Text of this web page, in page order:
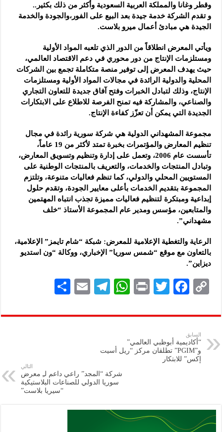
وقطر وغانا والمملكة العربية السعودية وأكثر من ذلك بكثير..
و تقدم الشركة خدمة جيدة بعد البيع على الفور،والجودة والخدمة
الجيدة هي مبادئ أعمال ميرو بلاست.
ويأتي المعرض انطلاقاً من الدور الذي تلعبه المواد الأولية
ومستلزمات الإنتاج من دور محوري في دعم الاقتصاد العالمي،
حيث يهدف المعرض إلى توفير منصة متكاملة تجمع بين الشركات
المحلية والدولية الرائدة في مجالات المواد الأولية ومستلزمات
الإنتاج، وذلك لتبادل الخبرات وفتح آفاق جديدة للتعاون التجاري
والصناعي، والمشاركة فيه تمنح الفرصة للاطلاع على الابتكارات
الجديدة التي يمكن أن تعزّز كفاءة الإنتاج.
مجموعة المشهداني الدولية هي شركة سورية رائدة في مجال
تنظيم المعارض والمؤتمرات بخبرة تمتد لأكثر من 19 عاماً،
تأسست عام 2006، وتعمل على إدارة وتنظيم وتسويق المعارض،
وتبادل المنتجات والخدمات، والتعريف بالمنتجات الوطنية على
المستويين المحلي والدولي، كما تنظم فعاليات متنوعة، وتلتزم
المجموعة بتقديم الخدمات بأعلى معايير الجودة، وتقدم حلول
إبداعية ومبتكرة لتنظيم فعاليات مميزة تجذب انتباه المهتمين
والمتابعين، مؤسس ومدير عام المجموعة الأستاذ “خلف
مشهداني”.
الرعاية والتغطية الإعلامية للمعرض: شبكة “شام تايمز” الإعلامية،
بالتعاون مع موقع “شمس سوريا” الإخباري، ووكالة “ون استديو
ديزاين”.
C
p
y
Li
n
F
eb
oo
k
T
tt
P
nt
W
at
A
p
Te
gr
E
ai
ar
السابق
“أكاديمية أبوظبي العالمي”
و”PGIM” تطلقان مركز “ريل أسيت
إكس” للابتكار
التالي
شركة “المجد” راعي داعم لـِ معرض
سوريا الدولي للصناعات البلاستيكية
“سيريا بلاست”